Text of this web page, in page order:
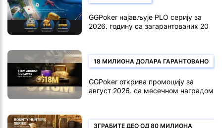
GGPoker најављује PLO серију за
2026. годину са загарантованих 20
18 МИЛИОНА ДОЛАРА ГАРАНТОВАНО
GGPoker открива промоцију за
август 2026. са месечном наградом
ЗГРАБИТЕ ДЕО ОД 80 МИЛИОНА